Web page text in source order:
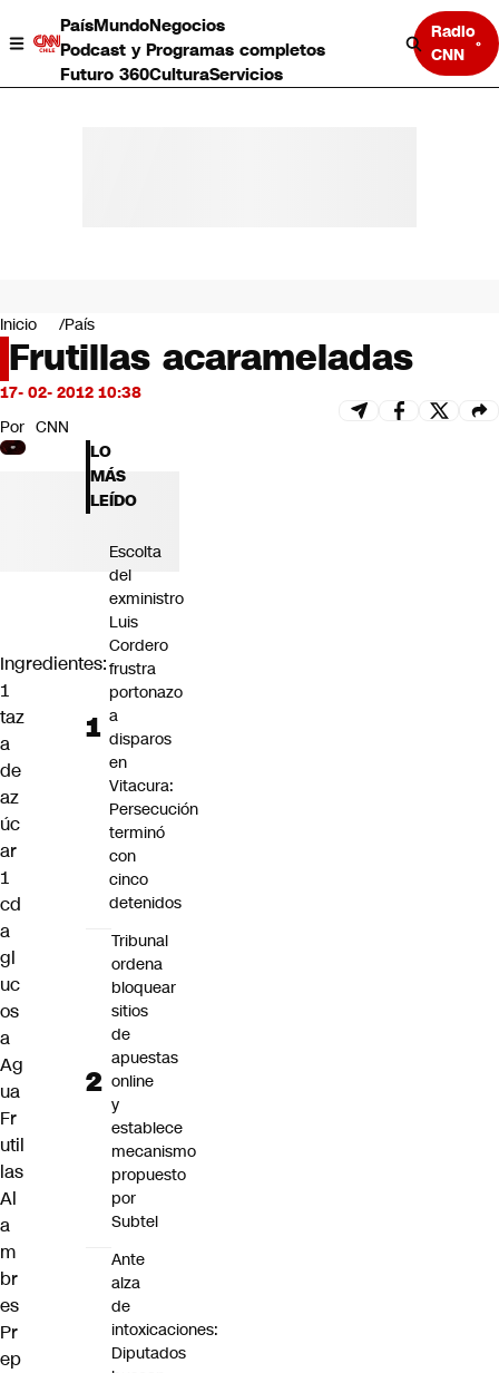
PaísMundoNegocios
Podcast y Programas completos
Futuro 360CulturaServicios
Radio
CNN
Negocios
Deportes
Programas completos
Cultura
Servicios
Bits
CNN Data
CNN tiempo
Futuro 360
Inicio País
Frutillas acarameladas
17- 02- 2012 10:38
Por CNN
Ingredientes:
1
taz
a
de
az
úc
ar
1
cd
a
gl
uc
os
a
Ag
ua
Fr
util
las
Al
a
m
br
es
Pr
ep
LO
MÁS
LEÍDO
Escolta
del
exministro
Luis
Cordero
frustra
portonazo
a
disparos
en
Vitacura:
Persecución
terminó
con
cinco
detenidos
Tribunal
ordena
bloquear
sitios
de
apuestas
online
y
establece
mecanismo
propuesto
por
Subtel
Ante
alza
de
intoxicaciones:
Diputados